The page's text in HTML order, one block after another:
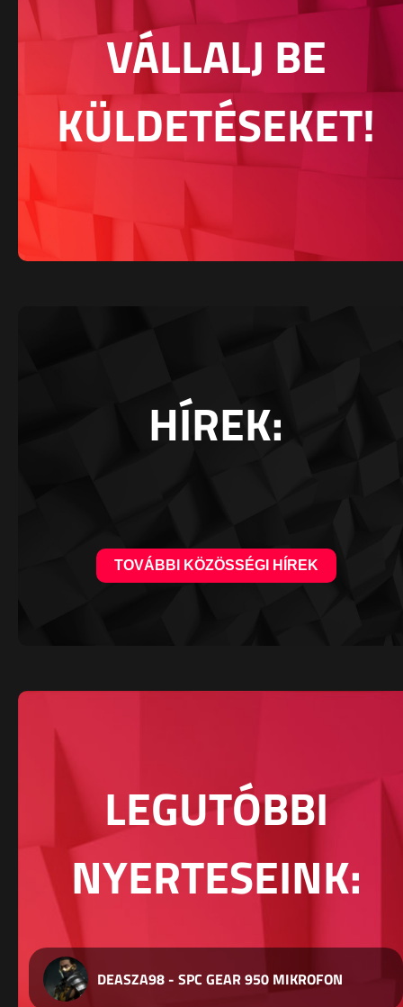
VÁLLALJ BE
KÜLDETÉSEKET!
HÍREK:
TOVÁBBI KÖZÖSSÉGI HÍREK
LEGUTÓBBI
NYERTESEINK:
DEASZA98 - SPC GEAR 950 MIKROFON